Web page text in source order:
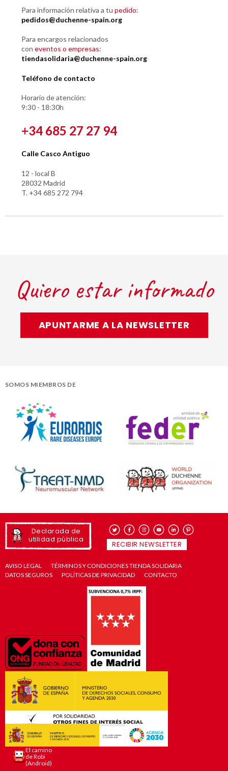
Para información relativa a tu pedido:
pedidos@duchenne-spain.org
Para encargos relacionados
con eventos o empresas:
tiendasolidaria@duchenne-spain.org
Teléfono de contacto
Horario de atención:
9:30 - 18:30h
+34 685 27 27 94
Calle Casco Antiguo
12 - local B
28032 Madrid
T. +34 685 272 794
Quiero estar informado
APUNTARME A LA NEWSLETTER
SOMOS MIEMBROS DE
Declarada de
utilidad pública
RECIBIR NEWSLETTER
AVISO LEGAL
TÉRMINOS Y CONDICIONES TIENDA SOLIDARIA
DATOS SEGUROS
POLÍTICAS DE PRIVACIDAD CONTACTO
El camino
de Robi
(Android)